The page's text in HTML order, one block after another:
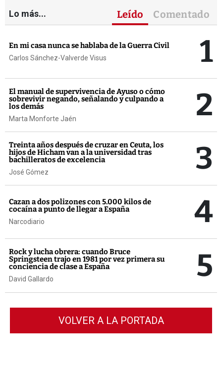
Lo más... Leído Comentado
En mi casa nunca se hablaba de la Guerra Civil
Carlos Sánchez-Valverde Visus 1
El manual de supervivencia de Ayuso o cómo
sobrevivir negando, señalando y culpando a
los demás
Marta Monforte Jaén 2
Treinta años después de cruzar en Ceuta, los
hijos de Hicham van a la universidad tras
bachilleratos de excelencia
José Gómez 3
Cazan a dos polizones con 5.000 kilos de
cocaína a punto de llegar a España
Narcodiario 4
Rock y lucha obrera: cuando Bruce
Springsteen trajo en 1981 por vez primera su
conciencia de clase a España
David Gallardo 5
VOLVER A LA PORTADA